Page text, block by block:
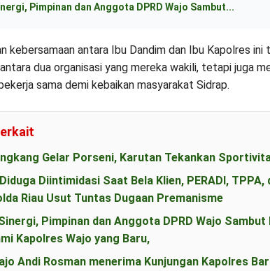
Pimpinan dan Anggota DPRD Wajo Sambut...
kebersamaan antara Ibu Dandim dan Ibu Kapolres ini
dua organisasi yang mereka wakili, tetapi juga
sama demi kebaikan masyarakat Sidrap.
Gelar Porseni, Karutan Tekankan
Diintimidasi Saat Bela Klien, PERADI, TPPA,
Riau Usut Tuntas Dugaan Premanisme
Pimpinan dan Anggota DPRD Wajo Sambut
Kapolres Wajo yang Baru,
Andi Rosman menerima Kunjungan Kapolres